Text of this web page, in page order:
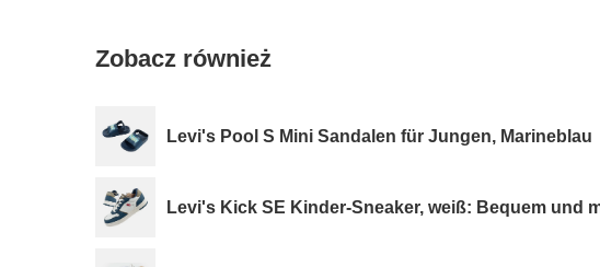
Zobacz również
Levi's Pool S Mini Sandalen für Jungen, Marineblau
Levi's Kick SE Kinder-Sneaker, weiß: Bequem und